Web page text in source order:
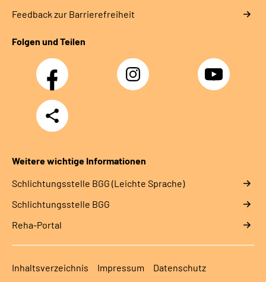
Feedback zur Barrierefreiheit
Folgen und Teilen
Facebook Instagram YouTube
Teilen
Weitere wichtige Informationen
Schlich­tungs­stel­le BGG (Leichte Sprache)
Schlich­tungs­stel­le BGG
Reha-Portal
Inhaltsverzeichnis Impressum Datenschutz